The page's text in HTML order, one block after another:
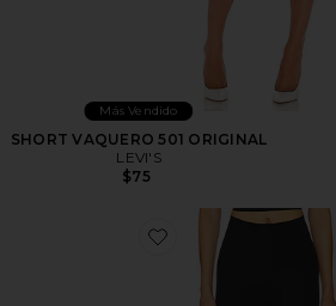
Más Vendido
SHORT VAQUERO 501 ORIGINAL
LEVI'S
$75
Favorite LEGGINGS CAPRI